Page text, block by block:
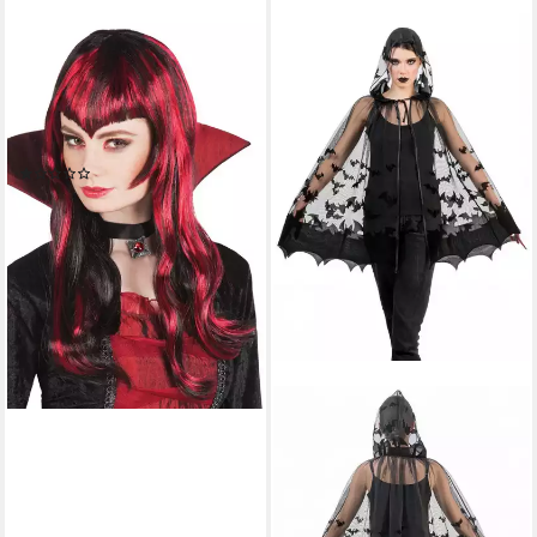
KARNEVAL-KLAMOTTEN
Kostüm Vampir Perücke
Damen aus schwarz rotem
Kunsthaar, Halloween-Perücke
Karneval
(1)
19,95 €
lieferbar - in 5-6 Werktagen bei dir